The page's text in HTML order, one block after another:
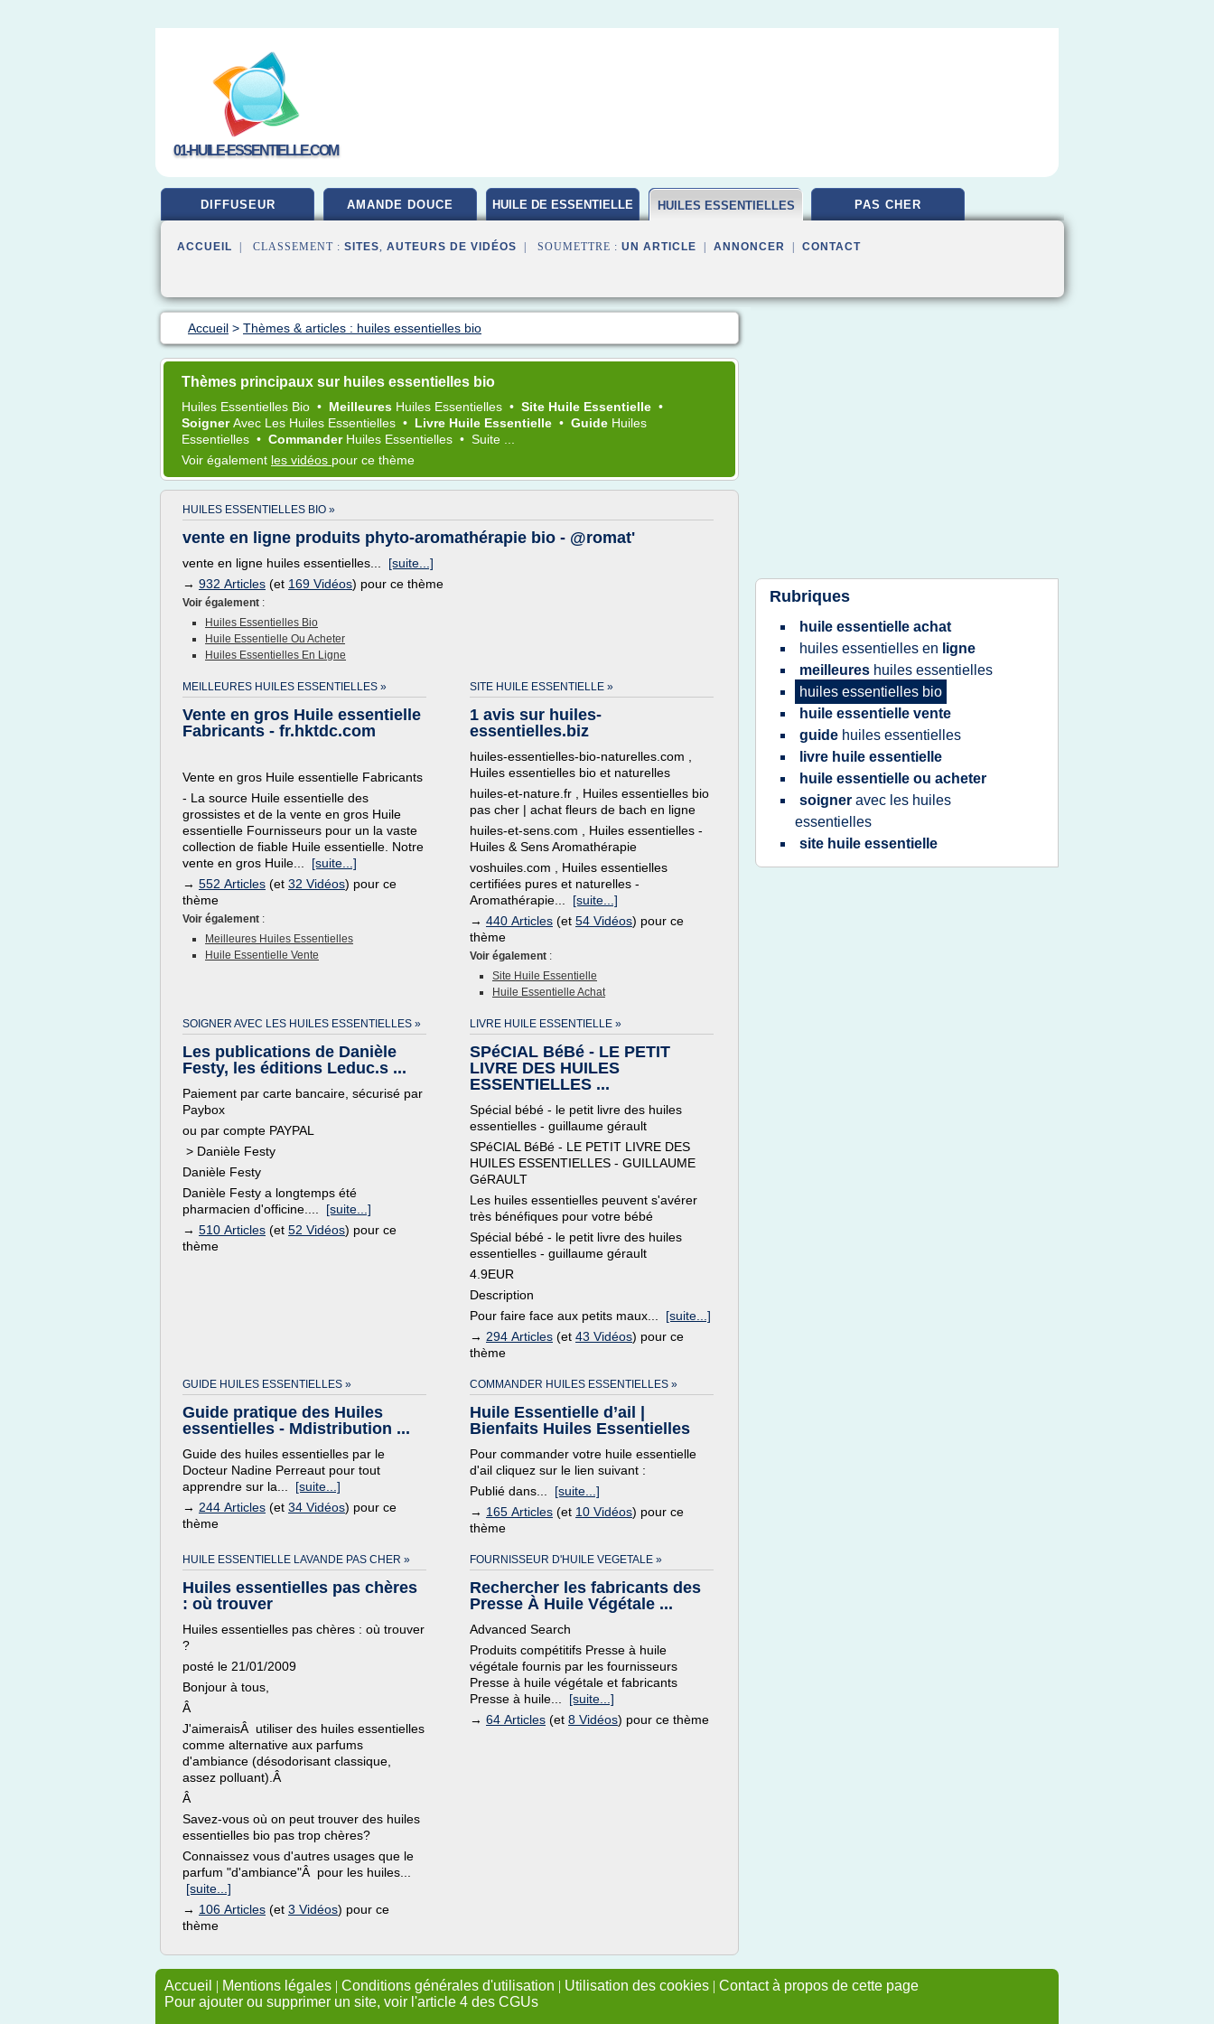
01-HUILE-ESSENTIELLE.COM
DIFFUSEUR AMANDE DOUCE HUILE DE ESSENTIELLE HUILES ESSENTIELLES PAS CHER
ACCUEIL | CLASSEMENT : SITES, AUTEURS DE VIDÉOS | SOUMETTRE : UN ARTICLE ANNONCER CONTACT
Accueil > Thèmes & articles : huiles essentielles bio
Thèmes principaux sur huiles essentielles bio
Huiles Essentielles Bio • Meilleures Huiles Essentielles • Site Huile Essentielle •
SoignerAvec Les Huiles Essentielles • Livre Huile Essentielle • Guide Huiles
Essentielles • Commander Huiles Essentielles • Suite ...
Voir également les vidéos pour ce thème
HUILES ESSENTIELLES BIO »
vente en ligne produits phyto-aromathérapie bio - @romat'
vente en ligne huiles essentielles... [suite...]
→ 932 Articles (et 169 Vidéos) pour ce thème
Voir également :
Huiles Essentielles Bio
Huile Essentielle Ou Acheter
Huiles Essentielles En Ligne
MEILLEURES HUILES ESSENTIELLES »
Vente en gros Huile essentielle
Fabricants - fr.hktdc.com
Vente en gros Huile essentielle Fabricants
- La source Huile essentielle des
grossistes et de la vente en gros Huile
essentielle Fournisseurs pour un la vaste
collection de fiable Huile essentielle. Notre
vente en gros Huile... [suite...]
→ 552 Articles (et 32 Vidéos) pour ce
thème
Voir également :
Meilleures Huiles Essentielles
Huile Essentielle Vente
SITE HUILE ESSENTIELLE »
1 avis sur huiles-
essentielles.biz
huiles-essentielles-bio-naturelles.com ,
Huiles essentielles bio et naturelles
huiles-et-nature.fr , Huiles essentielles bio
pas cher | achat fleurs de bach en ligne
huiles-et-sens.com , Huiles essentielles -
Huiles & Sens Aromathérapie
voshuiles.com , Huiles essentielles
certifiées pures et naturelles -
Aromathérapie... [suite...]
→ 440 Articles (et 54 Vidéos) pour ce
thème
Voir également :
Site Huile Essentielle
Huile Essentielle Achat
SOIGNER AVEC LES HUILES ESSENTIELLES »
Les publications de Danièle
Festy, les éditions Leduc.s ...
Paiement par carte bancaire, sécurisé par
Paybox
ou par compte PAYPAL
> Danièle Festy
Danièle Festy
Danièle Festy a longtemps été
pharmacien d'officine.... [suite...]
→ 510 Articles (et 52 Vidéos) pour ce
thème
LIVRE HUILE ESSENTIELLE »
SPéCIAL BéBé - LE PETIT
LIVRE DES HUILES
ESSENTIELLES ...
Spécial bébé - le petit livre des huiles
essentielles - guillaume gérault
SPéCIAL BéBé - LE PETIT LIVRE DES
HUILES ESSENTIELLES - GUILLAUME
GéRAULT
Les huiles essentielles peuvent s'avérer
très bénéfiques pour votre bébé
Spécial bébé - le petit livre des huiles
essentielles - guillaume gérault
4.9EUR
Description
Pour faire face aux petits maux... [suite...]
→ 294 Articles (et 43 Vidéos) pour ce
thème
GUIDE HUILES ESSENTIELLES »
Guide pratique des Huiles
essentielles - Mdistribution ...
Guide des huiles essentielles par le
Docteur Nadine Perreaut pour tout
apprendre sur la... [suite...]
→ 244 Articles (et 34 Vidéos) pour ce
thème
COMMANDER HUILES ESSENTIELLES »
Huile Essentielle d’ail |
Bienfaits Huiles Essentielles
Pour commander votre huile essentielle
d'ail cliquez sur le lien suivant :
Publié dans... [suite...]
→ 165 Articles (et 10 Vidéos) pour ce
thème
HUILE ESSENTIELLE LAVANDE PAS CHER »
Huiles essentielles pas chères
: où trouver
Huiles essentielles pas chères : où trouver
?
posté le 21/01/2009
Bonjour à tous,
Â
J'aimeraisÂ utiliser des huiles essentielles
comme alternative aux parfums
d'ambiance (désodorisant classique,
assez polluant).Â
Â
Savez-vous où on peut trouver des huiles
essentielles bio pas trop chères?
Connaissez vous d'autres usages que le
parfum "d'ambiance"Â pour les huiles...
[suite...]
→ 106 Articles (et 3 Vidéos) pour ce
thème
FOURNISSEUR D'HUILE VEGETALE »
Rechercher les fabricants des
Presse À Huile Végétale ...
Advanced Search
Produits compétitifs Presse à huile
végétale fournis par les fournisseurs
Presse à huile végétale et fabricants
Presse à huile... [suite...]
→ 64 Articles (et 8 Vidéos) pour ce thème
Rubriques
huile essentielle achat
huiles essentielles en ligne
meilleures huiles essentielles
huiles essentielles bio
huile essentielle vente
guide huiles essentielles
livre huile essentielle
huile essentielle ou acheter
soigner avec les huiles
essentielles
site huile essentielle
Accueil | Mentions légales | Conditions générales d'utilisation | Utilisation des cookies | Contact à propos de cette page
Pour ajouter ou supprimer un site, voir l'article 4 des CGUs